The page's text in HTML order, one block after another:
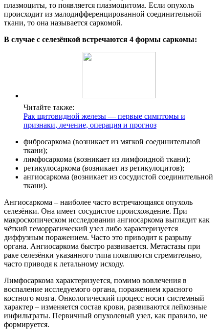
плазмоциты, то появляется плазмоцитома. Если опухоль
происходит из малодифференцированной соединительной
ткани, то она называется саркомой.
В случае с селезёнкой встречаются 4 формы саркомы:
Читайте также:
Рак щитовидной железы — первые симптомы и
признаки, лечение, операция и прогноз
фибросаркома (возникает из мягкой соединительной
ткани);
лимфосаркома (возникает из лимфоидной ткани);
ретикулосаркома (возникает из ретикулоцитов);
ангиосаркома (возникает из сосудистой соединительной
ткани).
Ангиосаркома – наиболее часто встречающаяся опухоль
селезёнки. Она имеет сосудистое происхождение. При
макроскопическом исследовании ангиосаркома выглядит как
чёткий геморрагический узел либо характеризуется
диффузным поражением. Часто это приводит к разрыву
органа. Ангиосаркома быстро развивается. Метастазы при
раке селезёнки указанного типа появляются стремительно,
часто приводя к летальному исходу.
Лимфосаркома характеризуется, помимо вовлечения в
воспаление исследуемого органа, поражением красного
костного мозга. Онкологический процесс носит системный
характер – изменяется состав крови, развиваются лейкозные
инфильтраты. Первичный опухолевый узел, как правило, не
формируется.